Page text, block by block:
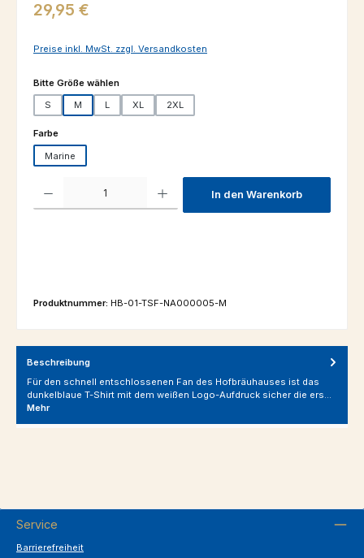
Regulärer Preis:
29,95 €
Preise inkl. MwSt. zzgl. Versandkosten
Bitte Größe wählenauswählen
S M L XL 2XL
Farbeauswählen
Marine
In den Warenkorb
Produktnummer: HB-01-TSF-NA000005-M
Beschreibung
Für den schnell entschlossenen Fan des Hofbräuhauses ist das
dunkelblaue T-Shirt mit dem weißen Logo-Aufdruck sicher die ers…
Mehr
Service
Barrierefreiheit